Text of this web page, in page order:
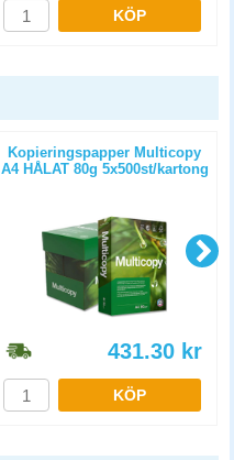
KÖP
Kopieringspapper Multicopy
A4 HÅLAT 80g 5x500st/kartong
431.30 kr
KÖP